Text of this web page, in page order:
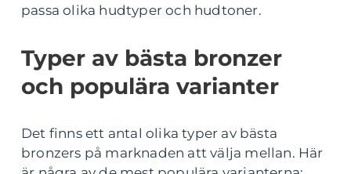
passa olika hudtyper och hudtoner.
Typer av bästa bronzer
och populära varianter
Det finns ett antal olika typer av bästa
bronzers på marknaden att välja mellan. Här